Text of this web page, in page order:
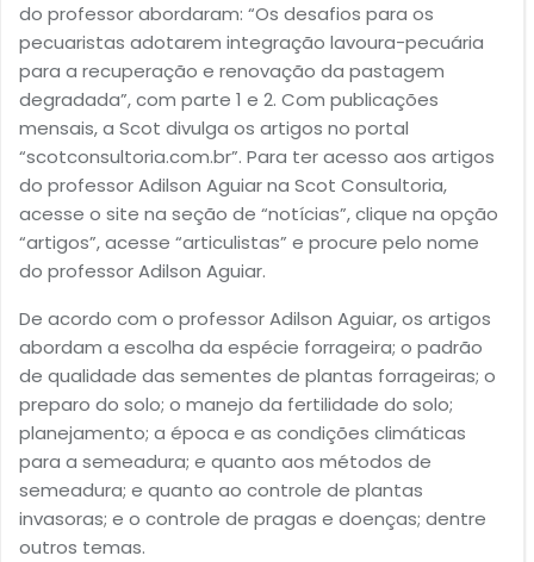
do professor abordaram: “Os desafios para os
pecuaristas adotarem integração lavoura-pecuária
para a recuperação e renovação da pastagem
degradada”, com parte 1 e 2. Com publicações
mensais, a Scot divulga os artigos no portal
“scotconsultoria.com.br”. Para ter acesso aos artigos
do professor Adilson Aguiar na Scot Consultoria,
acesse o site na seção de “notícias”, clique na opção
“artigos”, acesse “articulistas” e procure pelo nome
do professor Adilson Aguiar.
De acordo com o professor Adilson Aguiar, os artigos
abordam a escolha da espécie forrageira; o padrão
de qualidade das sementes de plantas forrageiras; o
preparo do solo; o manejo da fertilidade do solo;
planejamento; a época e as condições climáticas
para a semeadura; e quanto aos métodos de
semeadura; e quanto ao controle de plantas
invasoras; e o controle de pragas e doenças; dentre
outros temas.